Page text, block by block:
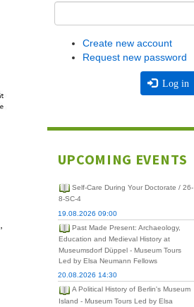
Create new account
Request new password
Log in
UPCOMING EVENTS
Self-Care During Your Doctorate / 26-
8-SC-4
19.08.2026 09:00
Past Made Present: Archaeology,
Education and Medieval History at
Museumsdorf Düppel - Museum Tours
Led by Elsa Neumann Fellows
20.08.2026 14:30
A Political History of Berlin's Museum
Island - Museum Tours Led by Elsa